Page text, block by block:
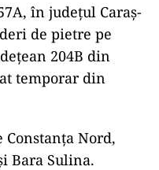
în județul Caraș-
de pietre pe
204B din
temporar din
Nord,
Bara Sulina.